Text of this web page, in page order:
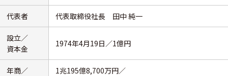
代表者 代表取締役社長 田中 純一
設立／
資本金
1974年4月19日／1億円
年商／ 1兆195億8,700万円／